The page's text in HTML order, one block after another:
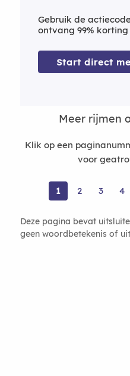
Gebruik de
ontvang 99%
Start direct
Meer rijmen
Klik op een
voor
1 2 3 4
Deze pagina bevat
geen woordbetekenis of